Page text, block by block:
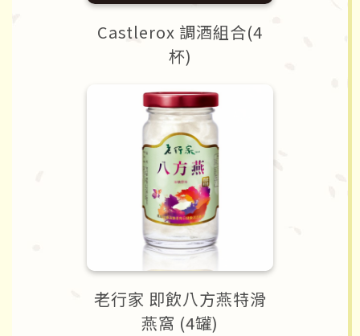
Castlerox 調酒組合(4
杯)
老行家 即飲八方燕特滑
燕窩 (4罐)